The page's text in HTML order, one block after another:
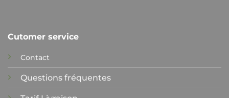
Cutomer service
Contact
Questions fréquentes